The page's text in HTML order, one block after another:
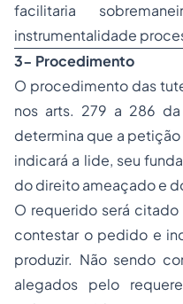
facilitaria
instrumentalidade
3- Procedimento
O procedimento das
nos arts. 279 a 286
determina que a
indicará a lide, seu
do direito ameaçado e
O requerido será
contestar o pedido e
produzir. Não sendo
alegados pelo